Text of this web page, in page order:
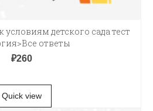
условиям детского сада тест
ответы
₽260
Quick view